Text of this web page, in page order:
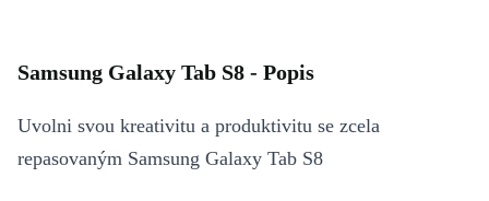
Samsung Galaxy Tab S8 - Popis
Uvolni svou kreativitu a produktivitu se zcela
repasovaným Samsung Galaxy Tab S8